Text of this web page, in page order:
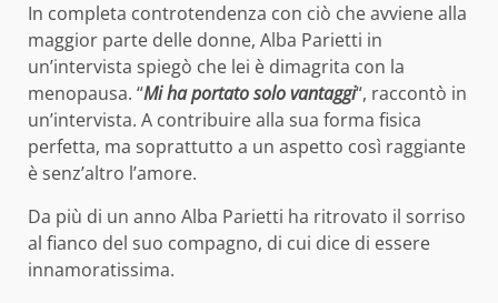
In completa controtendenza con ciò che avviene alla
maggior parte delle donne, Alba Parietti in
un’intervista spiegò che lei è dimagrita con la
menopausa. “Mi ha portato solo vantaggi“, raccontò in
un’intervista. A contribuire alla sua forma fisica
perfetta, ma soprattutto a un aspetto così raggiante
è senz’altro l’amore.
Da più di un anno Alba Parietti ha ritrovato il sorriso
al fianco del suo compagno, di cui dice di essere
innamoratissima.